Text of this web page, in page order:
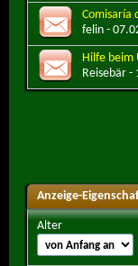
Comisaría
felin -
Hilfe beim
Reisebär -
Anzeige-
Alter